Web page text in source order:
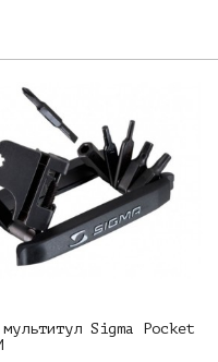
Sigma Pocket